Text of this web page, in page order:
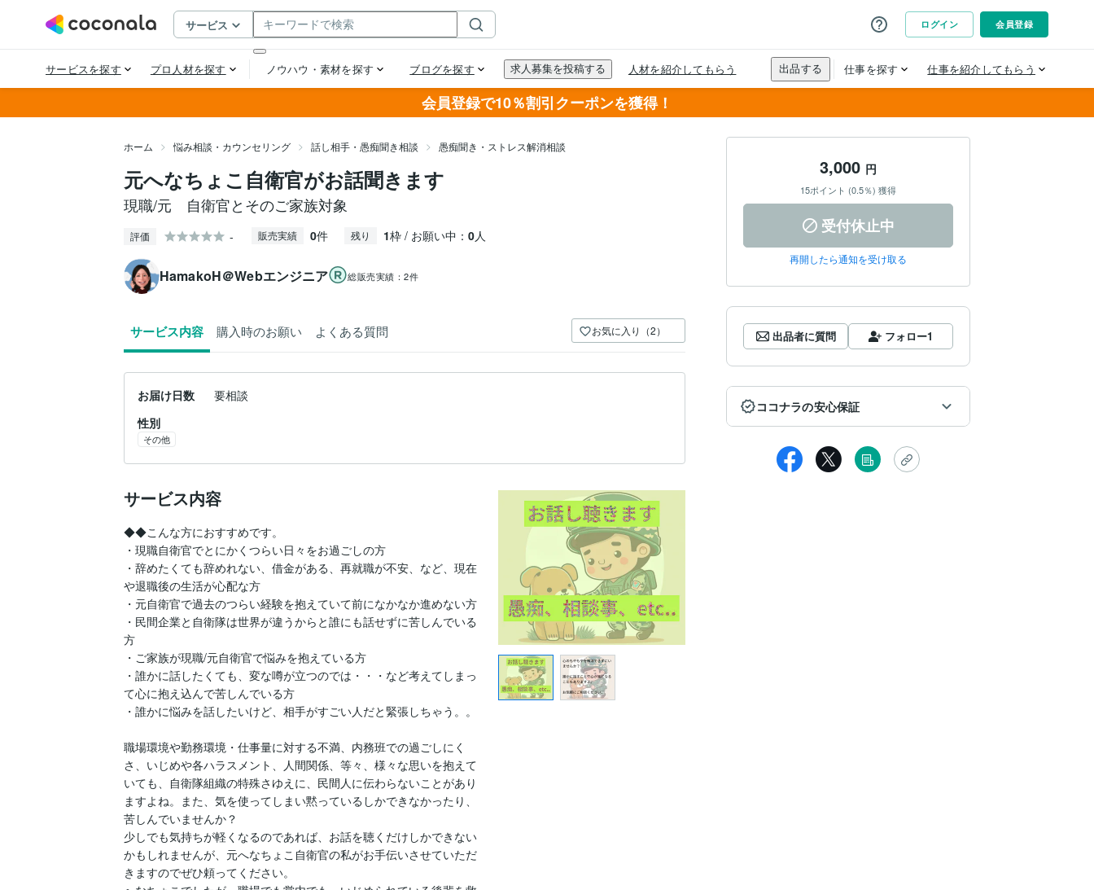
会員登録で10％割引クーポンを獲得！
ホーム 悩み相談・カウンセリング 話し相手・愚痴聞き相談 愚痴聞き・ストレス解消相談
元へなちょこ自衛官がお話聞きます
現職/元 自衛官とそのご家族対象
評価 - 販売実績 0件 残り 1枠 / お願い中： 0人
HamakoH＠Webエンジニア 総販売実績：2件
サービス内容 購入時のお願い よくある質問 お気に入り（2）
お届け日数
要相談
性別
その他
サービス内容
◆◆こんな方におすすめです。
・現職自衛官でとにかくつらい日々をお過ごしの方
・辞めたくても辞めれない、借金がある、再就職が不安、など、現在
や退職後の生活が心配な方
・元自衛官で過去のつらい経験を抱えていて前になかなか進めない方
・民間企業と自衛隊は世界が違うからと誰にも話せずに苦しんでいる
方
・ご家族が現職/元自衛官で悩みを抱えている方
・誰かに話したくても、変な噂が立つのでは・・・など考えてしまっ
て心に抱え込んで苦しんでいる方
・誰かに悩みを話したいけど、相手がすごい人だと緊張しちゃう。。
職場環境や勤務環境・仕事量に対する不満、内務班での過ごしにく
さ、いじめや各ハラスメント、人間関係、等々、様々な思いを抱えて
いても、自衛隊組織の特殊さゆえに、民間人に伝わらないことがあり
ますよね。また、気を使ってしまい黙っているしかできなかったり、
苦しんでいませんか？
少しでも気持ちが軽くなるのであれば、お話を聴くだけしかできない
かもしれませんが、元へなちょこ自衛官の私がお手伝いさせていただ
きますのでぜひ頼ってください。
3,000 円
15ポイント (0.5％) 獲得
受付休止中
再開したら通知を受け取る
出品者に質問 フォロー1
ココナラの安心保証